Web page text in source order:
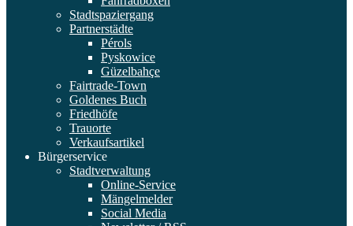
Stadtspaziergang
Partnerstädte
Pérols
Pyskowice
Güzelbahçe
Fairtrade-Town
Goldenes Buch
Friedhöfe
Trauorte
Verkaufsartikel
Bürgerservice
Stadtverwaltung
Online-Service
Mängelmelder
Social Media